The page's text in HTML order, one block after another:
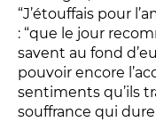
Relais
En famille
Étudiant
Entreprise
“J’étouffais pour
: “que le jour
savent au fond
pouvoir encore
sentiments qu’ils
souffrance qui